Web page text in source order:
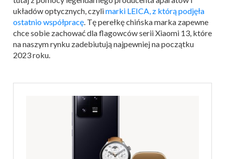
układów optycznych, czylimarki LEICA, z którą podjęła
ostatnio współpracę. Tę perełkę chińska marka zapewne
chce sobie zachować dla flagowców serii Xiaomi 13, które
na naszym rynku zadebiutują najpewniej na początku
2023 roku.